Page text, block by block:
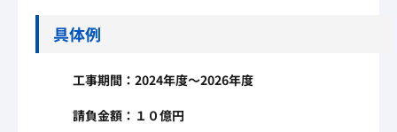
具体例
工事期間：2024年度～2026年度
請負金額：１０億円